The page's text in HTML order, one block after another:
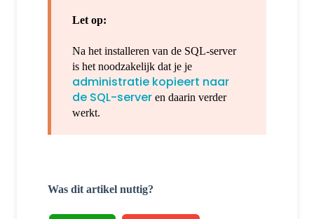
Let op:
Na het installeren van de SQL-server
is het noodzakelijk dat je je
administratie kopieert naar
de SQL-server en daarin verder
werkt.
Was dit artikel nuttig?